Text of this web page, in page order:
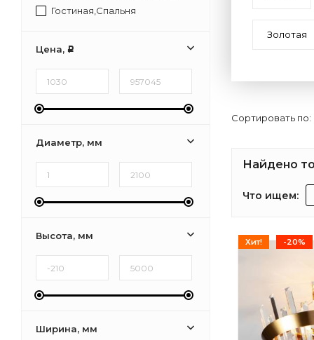
Гостиная,Спальня
Гостиная,Кухня,Кабинет,Прихожая,Спальня
Кухня,Соловая
Цена, Р
Диаметр, мм
Высота, мм
Ширина, мм
Золотая
Сортировать по:
Найдено
Что ищем:
Хит! -20%